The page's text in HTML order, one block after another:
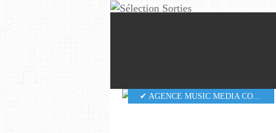
✔ AGENCE MUSIC MEDIA CONSULTING